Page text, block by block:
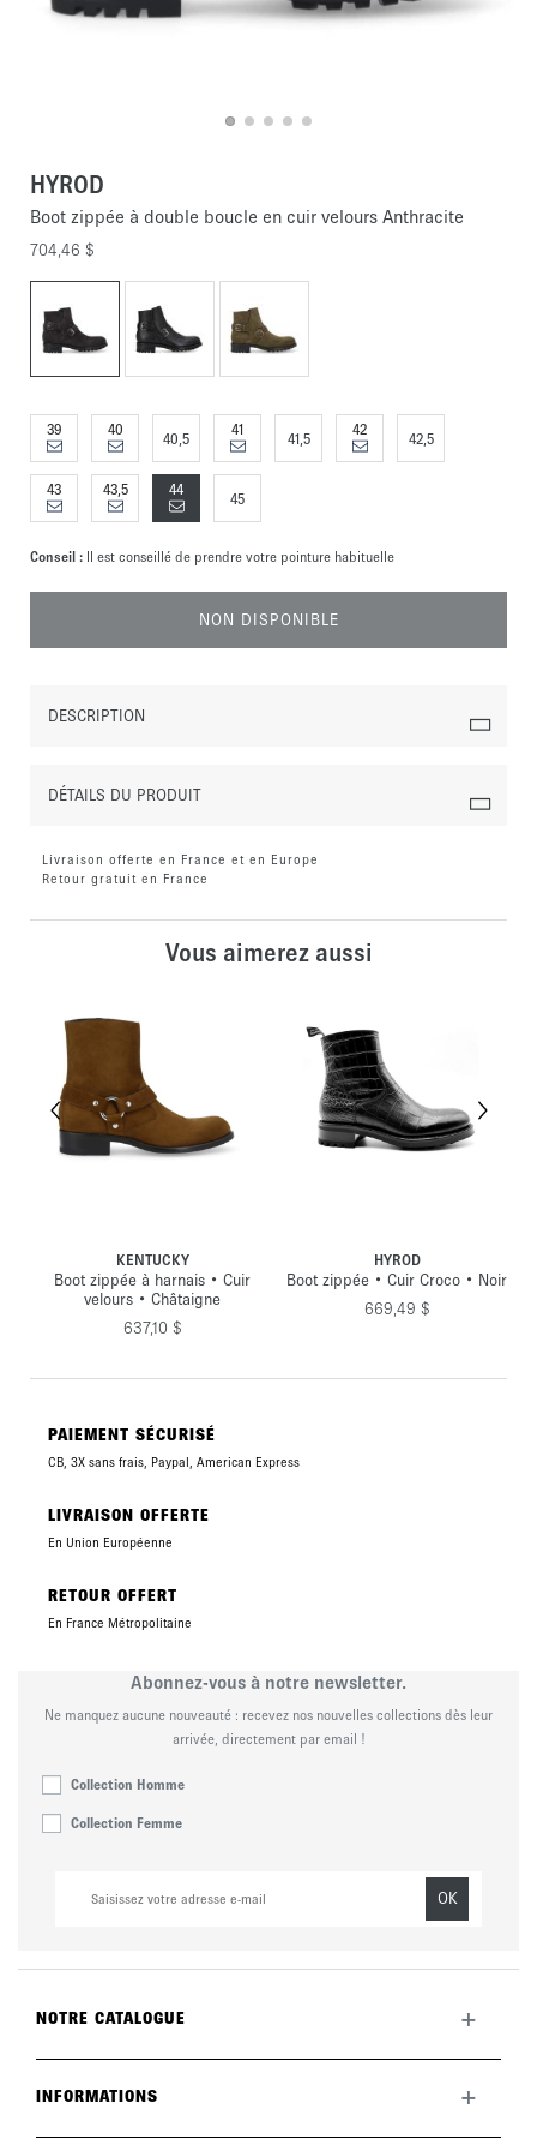
HYROD
Boot zippée à double boucle en cuir velours Anthracite
704,46 $
39 40
40,5
41
41,5
42
42,5
43 43,5 44
45
Conseil : Il est conseillé de prendre votre pointure habituelle
NON DISPONIBLE
DESCRIPTION
DÉTAILS DU PRODUIT
Livraison offerte en France et en Europe
Retour gratuit en France
Vous aimerez aussi
KENTUCKY
Boot zippée à harnais • Cuir
velours • Châtaigne
637,10 $
HYROD
Boot zippée • Cuir Croco • Noir
669,49 $
PAIEMENT SÉCURISÉ
CB, 3X sans frais, Paypal, American Express
LIVRAISON OFFERTE
En Union Européenne
RETOUR OFFERT
En France Métropolitaine
Abonnez-vous à notre newsletter.
Ne manquez aucune nouveauté : recevez nos nouvelles collections dès leur
arrivée, directement par email !
Collection Homme
Collection Femme
OK
NOTRE CATALOGUE +
La marque
INFORMATIONS +